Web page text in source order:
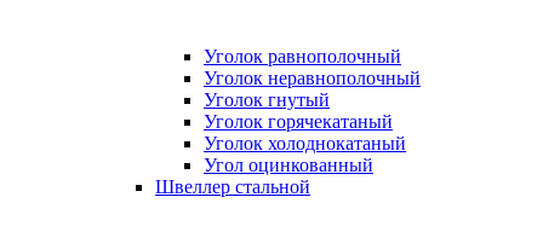
Уголок равнополочный
Уголок неравнополочный
Уголок гнутый
Уголок горячекатаный
Уголок холоднокатаный
Угол оцинкованный
Швеллер стальной